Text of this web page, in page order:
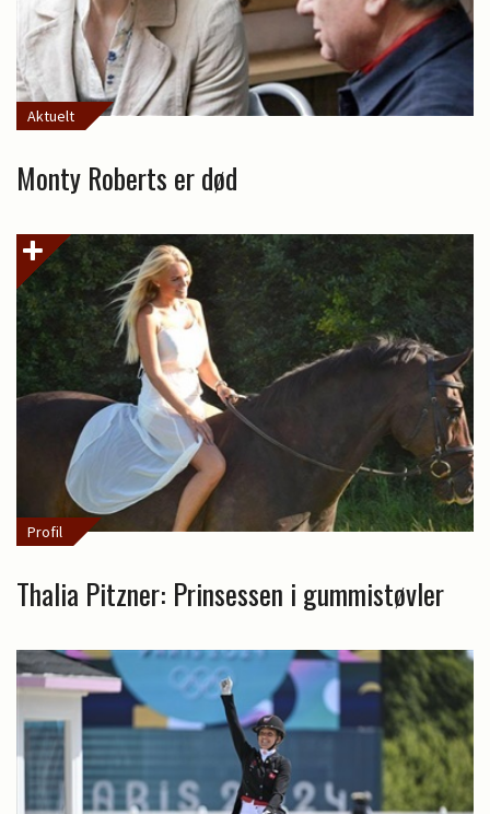
Aktuelt
Monty Roberts er død
Profil
Thalia Pitzner: Prinsessen i gummistøvler